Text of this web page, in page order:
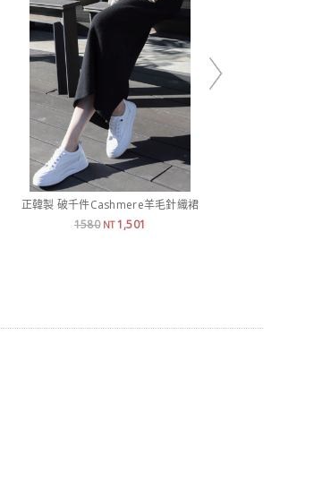
正韓製 破千件Cashmere羊毛針織裙
1580 NT1,501